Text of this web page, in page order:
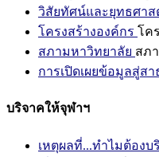
วิสัยทัศน์และยุทธศาส
โครงสร้างองค์กร โค
สภามหาวิทยาลัย สภ
การเปิดเผยข้อมูลสู่ส
บริจาคให้จุฬาฯ
เหตุผลที่...ทำไมต้องบ